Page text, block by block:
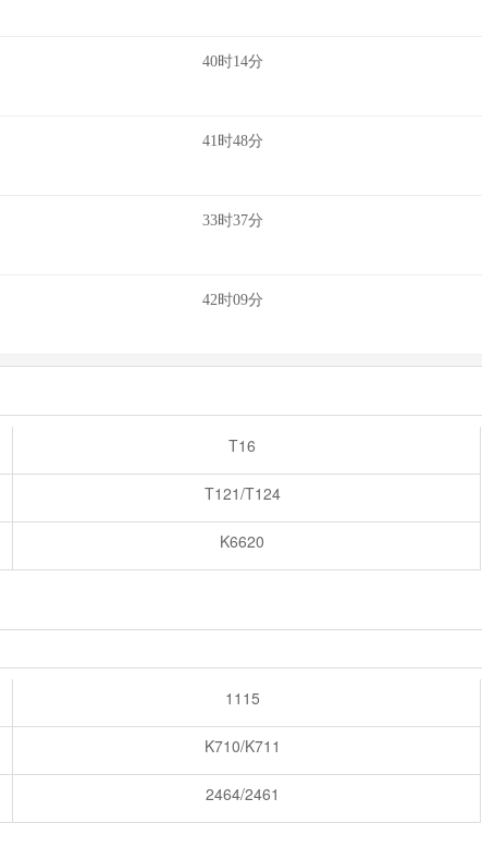
40时14分
41时48分
33时37分
42时09分
T16
T121/T124
K6620
1115
K710/K711
2464/2461